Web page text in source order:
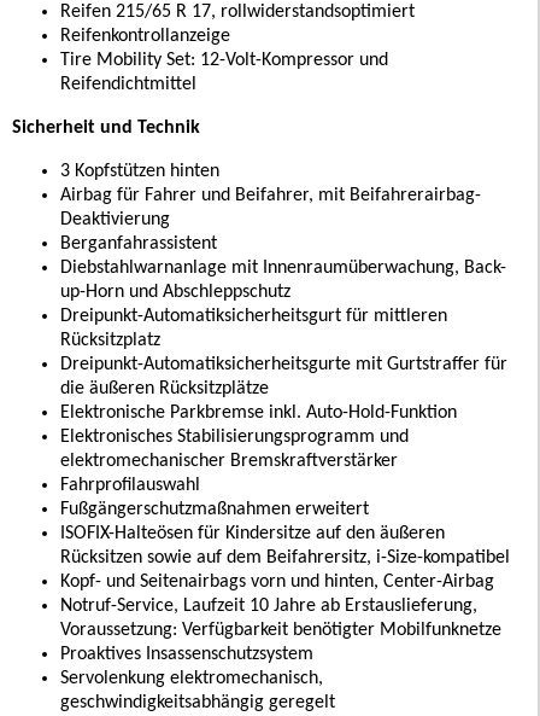
Reifen 215/65 R 17, rollwiderstandsoptimiert
Reifenkontrollanzeige
Tire Mobility Set: 12-Volt-Kompressor und
Reifendichtmittel
Sicherheit und Technik
3 Kopfstützen hinten
Airbag für Fahrer und Beifahrer, mit Beifahrerairbag-
Deaktivierung
Berganfahrassistent
Diebstahlwarnanlage mit Innenraumüberwachung, Back-
up-Horn und Abschleppschutz
Dreipunkt-Automatiksicherheitsgurt für mittleren
Rücksitzplatz
Dreipunkt-Automatiksicherheitsgurte mit Gurtstraffer für
die äußeren Rücksitzplätze
Elektronische Parkbremse inkl. Auto-Hold-Funktion
Elektronisches Stabilisierungsprogramm und
elektromechanischer Bremskraftverstärker
Fahrprofilauswahl
Fußgängerschutzmaßnahmen erweitert
ISOFIX-Halteösen für Kindersitze auf den äußeren
Rücksitzen sowie auf dem Beifahrersitz, i-Size-kompatibel
Kopf- und Seitenairbags vorn und hinten, Center-Airbag
Notruf-Service, Laufzeit 10 Jahre ab Erstauslieferung,
Voraussetzung: Verfügbarkeit benötigter Mobilfunknetze
Proaktives Insassenschutzsystem
Servolenkung elektromechanisch,
geschwindigkeitsabhängig geregelt